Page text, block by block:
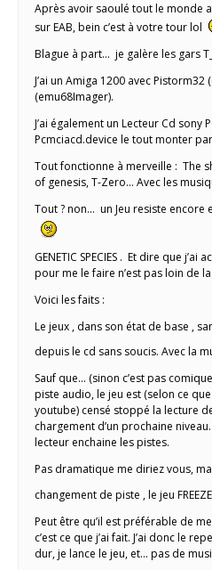
Après avoir saoulé tout le monde
sur EAB, bein c’est à votre tour lol
Blague à part… je galère les gars
J’ai un Amiga 1200 avec Pistorm32
(emu68Imager).
J’ai également un Lecteur Cd sony
Pcmciacd.device le tout monter
Tout fonctionne à merveille : The
of genesis, T-Zero… Avec les
Tout ? non… un Jeu resiste encore
GENETIC SPECIES . Et dire que
pour me le faire n’est pas loin de
Voici les faits :
Le jeux , dans son état de base ,
depuis le cd sans soucis. Avec la
Sauf que… (sinon c’est pas
piste audio, le jeu est (selon ce
youtube) censé stoppé la lecture
chargement d’un prochaine
lecteur enchaine les pistes.
Pas dramatique me diriez vous,
changement de piste , le jeu FREEZE
Peut être qu’il est préférable de
c’est ce que j’ai fait. J’ai donc le
dur, je lance le jeu, et… pas de